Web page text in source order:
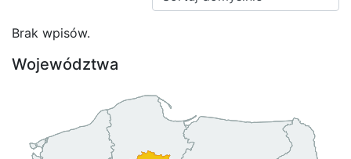
Brak wpisów.
Województwa